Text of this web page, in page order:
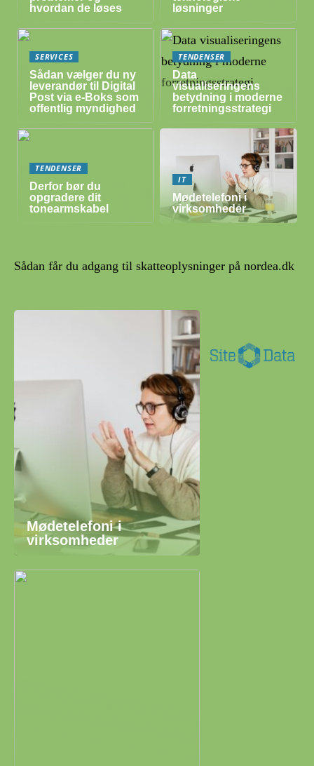
hvordan de løses
løsninger
SERVICES
Sådan vælger du ny
leverandør til Digital
Post via e-Boks som
offentlig myndighed
TENDENSER
Data
visualiseringens
betydning i moderne
forretningsstrategi
TENDENSER
Derfor bør du
opgradere dit
tonearmskabel
IT
Mødetelefoni i
virksomheder
Sådan får du adgang til skatteoplysninger på nordea.dk
Mødetelefoni i
virksomheder